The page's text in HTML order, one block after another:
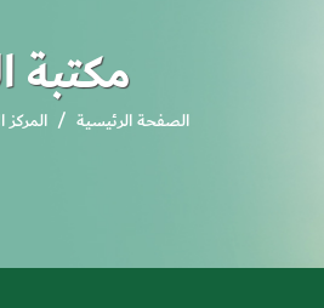
مكتبة
الصفحة الرئيسية المركز